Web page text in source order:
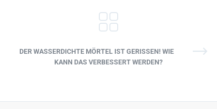
DER WASSERDICHTE MÖRTEL IST GERISSEN! WIE
KANN DAS VERBESSERT WERDEN?